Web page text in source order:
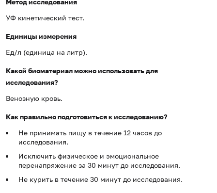
Метод исследования
УФ кинетический тест.
Единицы измерения
Ед/л (единица на литр).
Какой биоматериал можно использовать для
исследования?
Венозную кровь.
Как правильно подготовиться к исследованию?
Не принимать пищу в течение 12 часов до
исследования.
Исключить физическое и эмоциональное
перенапряжение за 30 минут до исследования.
Не курить в течение 30 минут до исследования.